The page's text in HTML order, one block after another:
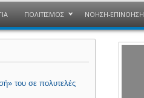
ΠΟΛΙΤΙΣΜΟΣ ΝΟΗΣΗ-ΕΠΙΝΟΗΣΗ
του σε πολυτελές